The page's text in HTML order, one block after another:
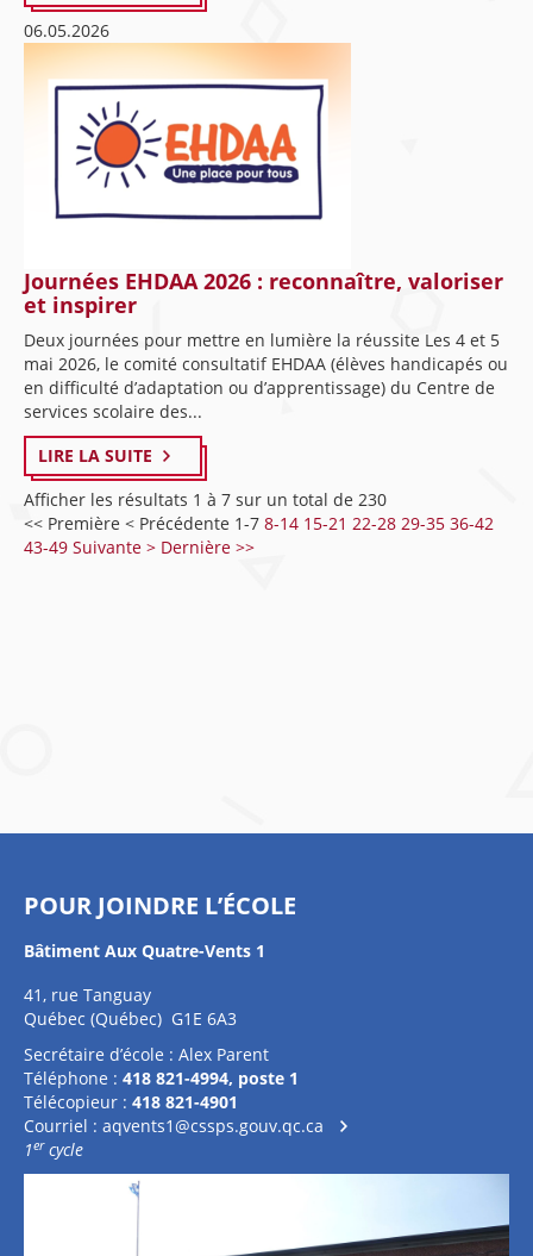
06.05.2026
Journées EHDAA 2026 : reconnaître, valoriser
et inspirer
Deux journées pour mettre en lumière la réussite Les 4 et 5
mai 2026, le comité consultatif EHDAA (élèves handicapés ou
en difficulté d’adaptation ou d’apprentissage) du Centre de
services scolaire des...
LIRE LA SUITE
Afficher les résultats 1 à 7 sur un total de 230
<< Première < Précédente 1-7 8-14 15-21 22-28 29-35 36-42
43-49 Suivante > Dernière >>
POUR JOINDRE L’ÉCOLE
Bâtiment Aux Quatre-Vents 1
41, rue Tanguay
Québec (Québec) G1E 6A3
Secrétaire d’école : Alex Parent
Téléphone : 418 821-4994, poste 1
Télécopieur : 418 821-4901
Courriel : aqvents1@cssps.gouv.qc.ca
1ercycle